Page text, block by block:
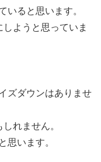
いると思います。
ようと思っていま
ズダウンはありませ
れません。
思います。